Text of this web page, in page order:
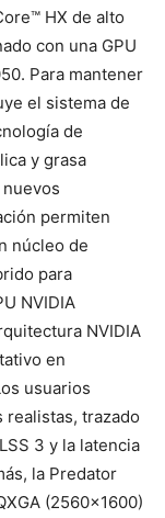
HX de alto
con una GPU
Para mantener
el sistema de
de
y grasa
permiten
núcleo de
para
NVIDIA
NVIDIA
en
usuarios
trazado
3 y la latencia
la Predator
(2560×1600)